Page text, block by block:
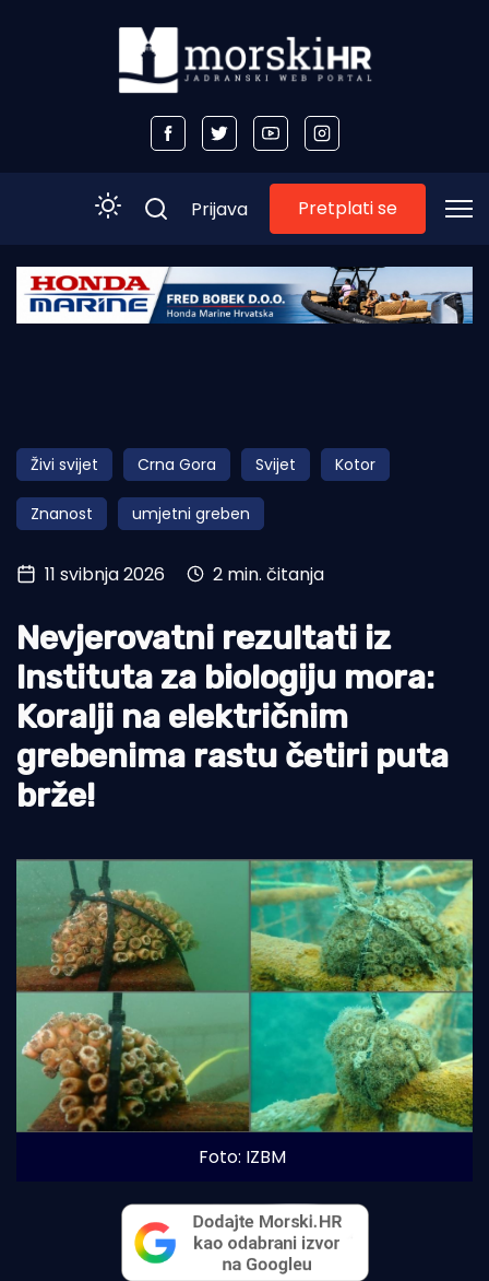
Početna
Obala
Otoci
Turizam i nautika
Pomorstvo
Ribolov
Ekologija
Tradicija i kultura
Prijava Pretplati se
Živi svijet Crna Gora Svijet Kotor
Znanost umjetni greben
11 svibnja 2026 2 min. čitanja
Nevjerovatni rezultati iz
Instituta za biologiju mora:
Koralji na električnim
grebenima rastu četiri puta
brže!
Foto: IZBM